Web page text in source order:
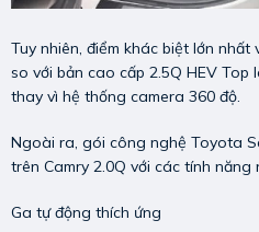
Tuy nhiên, điểm khác biệt lớn
so với bản cao cấp 2.5Q HEV
thay vì hệ thống camera 360 độ.
Ngoài ra, gói công nghệ Toyota
trên Camry 2.0Q với các tính năng
Ga tự động thích ứng